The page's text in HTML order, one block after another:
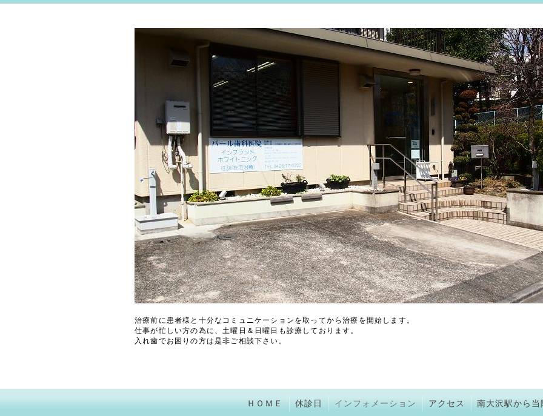
治療前に患者様と十分なコミュニケーションを取ってから治療を開始します。
仕事が忙しい方の為に、土曜日＆日曜日も診療しております。
入れ歯でお困りの方は是非ご相談下さい。
ＨＯＭＥ 休診日 インフォメーション アクセス 南大沢駅から当